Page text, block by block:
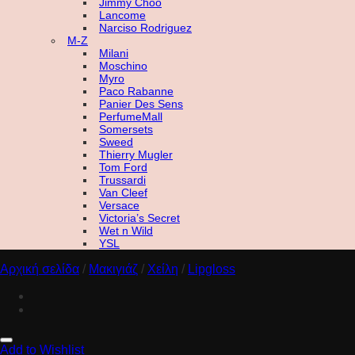
Lancome
Narciso Rodriguez
M-Z
Milani
Moschino
Myro
Paco Rabanne
Panier Des Sens
PerfumeMall
Somersets
Sweed
Thierry Mugler
Tom Ford
Trussardi
Van Cleef
Versace
Victoria’s Secret
Wet n Wild
YSL
Αρχική σελίδα / Μακιγιάζ / Χείλη / Lipgloss
Add to Wishlist